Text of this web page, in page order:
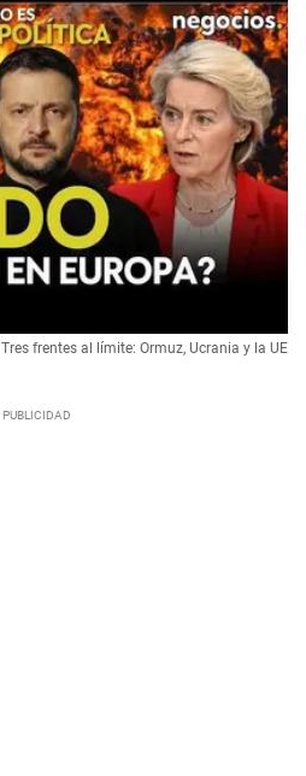
Tres frentes al límite: Ormuz, Ucrania y la UE